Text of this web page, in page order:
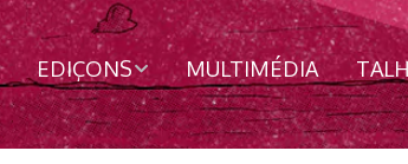
EDIÇONS
Livros
MULTIMÉDIA